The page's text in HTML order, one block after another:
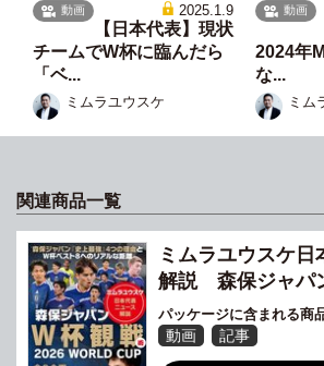
動画 2025.1.9
【日本代表】現状
チームでW杯に臨んだら
「ベ...
ミムラユウスケ
動画
2024年
な...
ミム
関連商品一覧
ミムラユウスケ日
解説 森保ジャパ
パッケージに含まれる商
動画 記事